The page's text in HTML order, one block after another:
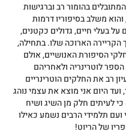
בהומור רב וברגישות
משלב בסיפוריו דרמות
על בעלי חיים, גדולים כקטנים,
הארוכה שלו. בתחילה,
חלקי הסיפורת האנושיים, אולם
לוטרינריה ולאחריהם
רב את החלקים הוטרינריים
ועד היום אני מוצא את עצמי נוהג
לעיתים חלק מן השיג ושיח
ועם תלמידי הרבים נשמע כאילו
של הריוט!